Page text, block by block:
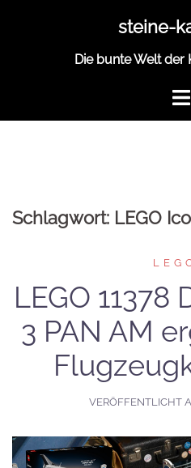
steine-
Die bunte Welt der
Schlagwort: LEGO
LEGO 11378
3 PAN AM
VERÖFFENTLICHT